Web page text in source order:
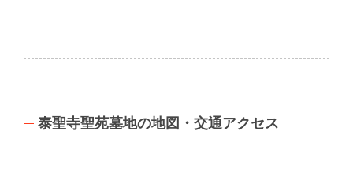
泰聖寺聖苑墓地の地図・交通アクセス